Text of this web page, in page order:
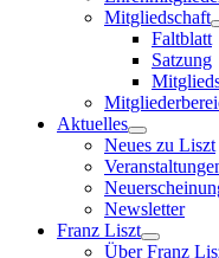
Mitgliedschaft
Faltblatt
Satzung
Aktuelles
Neues zu Liszt
Newsletter
Franz Liszt
Über Franz